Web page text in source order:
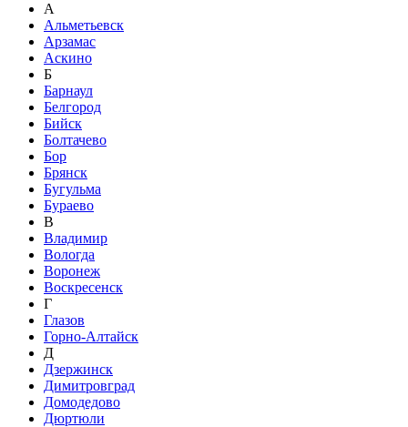
А
Альметьевск
Арзамас
Аскино
Б
Барнаул
Белгород
Бийск
Болтачево
Бор
Брянск
Бугульма
Бураево
В
Владимир
Вологда
Воронеж
Воскресенск
Г
Глазов
Горно-Алтайск
Д
Дзержинск
Димитровград
Домодедово
Дюртюли